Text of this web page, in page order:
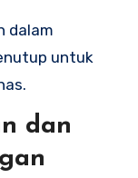
dalam
untuk
dan